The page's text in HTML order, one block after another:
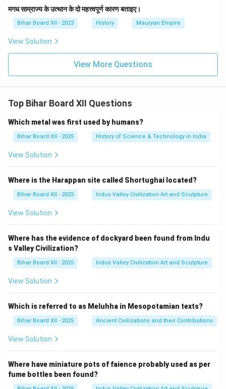
मगध साम्राज्य के उत्थान के दो महत्त्वपूर्ण कारण बताइए।
Bihar Board XII - 2023 History Mauryan Empire
View Solution
View More Questions
Top Bihar Board XII Questions
Which metal was first used by humans?
Bihar Board XII - 2025 History of Science & Technology in India
View Solution
Where is the Harappan site called Shortughai located?
Bihar Board XII - 2025 Indus Valley Civilization Art and Sculpture
View Solution
Where has the evidence of dockyard been found from Indu
s Valley Civilization?
Bihar Board XII - 2025 Indus Valley Civilization Art and Sculpture
View Solution
Which is referred to as Meluhha in Mesopotamian texts?
Bihar Board XII - 2025 Ancient Civilizations and their Contributions
View Solution
Where have miniature pots of faience probably used as per
fume bottles been found?